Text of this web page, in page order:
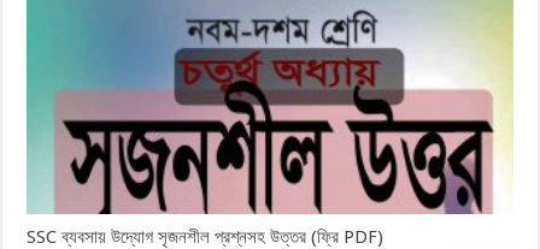
SSC ব্যবসায় উদ্যোগ সৃজনশীল প্রশ্নসহ উত্তর (ফ্রি PDF)